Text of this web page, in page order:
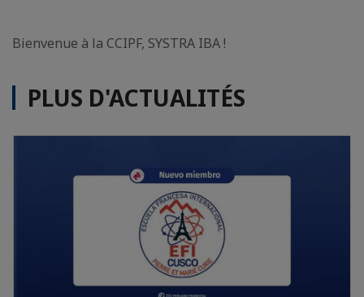
Bienvenue à la CCIPF, SYSTRA IBA !
PLUS D'ACTUALITÉS